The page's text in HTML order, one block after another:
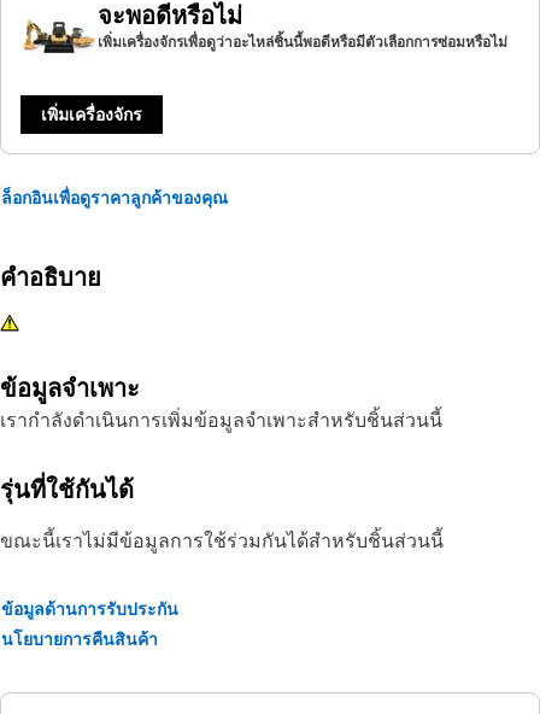
จะพอดีหรือไม่
เพิ่มเครื่องจักรเพื่อดูว่าอะไหล่ชิ้นนี้พอดีหรือมีตัวเลือกการซ่อมหรือไม่
เพิ่มเครื่องจักร
ล็อกอินเพื่อดูราคาลูกค้าของคุณ
คำอธิบาย
ข้อมูลจำเพาะ
เรากำลังดำเนินการเพิ่มข้อมูลจำเพาะสำหรับชิ้นส่วนนี้
รุ่นที่ใช้กันได้
ขณะนี้เราไม่มีข้อมูลการใช้ร่วมกันได้สำหรับชิ้นส่วนนี้
ข้อมูลด้านการรับประกัน
นโยบายการคืนสินค้า